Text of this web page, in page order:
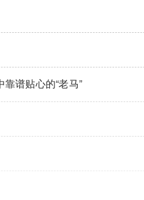
谱贴心的“老马”